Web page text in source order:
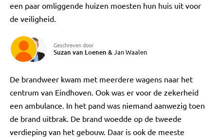
een paar omliggende huizen moesten hun huis uit voor
de veiligheid.
Geschreven door
Suzan van Loenen &Jan Waalen
De brandweer kwam met meerdere wagens naar het
centrum van Eindhoven. Ook was er voor de zekerheid
een ambulance. In het pand was niemand aanwezig toen
de brand uitbrak. De brand woedde op de tweede
verdieping van het gebouw. Daar is ook de meeste